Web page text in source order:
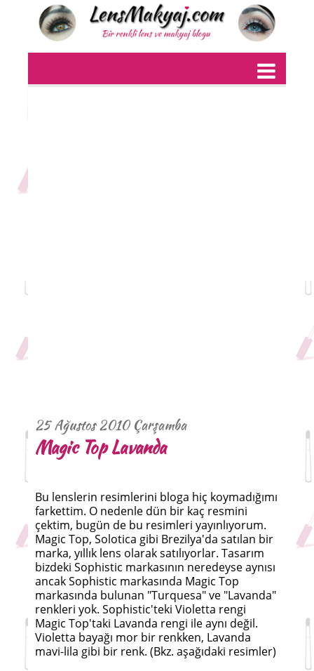
25 Ağustos 2010 Çarşamba
Magic Top Lavanda
Bu lenslerin resimlerini bloga hiç koymadığımı
farkettim. O nedenle dün bir kaç resmini
çektim, bugün de bu resimleri yayınlıyorum.
Magic Top, Solotica gibi Brezilya'da satılan bir
marka, yıllık lens olarak satılıyorlar. Tasarım
bizdeki Sophistic markasının neredeyse aynısı
ancak Sophistic markasında Magic Top
markasında bulunan "Turquesa" ve "Lavanda"
renkleri yok. Sophistic'teki Violetta rengi
Magic Top'taki Lavanda rengi ile aynı değil.
Violetta bayağı mor bir renkken, Lavanda
mavi-lila gibi bir renk. (Bkz. aşağıdaki resimler)